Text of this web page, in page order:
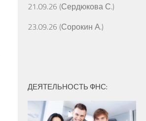
21.09.26 (Сердюкова С.)
23.09.26 (Сорокин А.)
ДЕЯТЕЛЬНОСТЬ ФНС: